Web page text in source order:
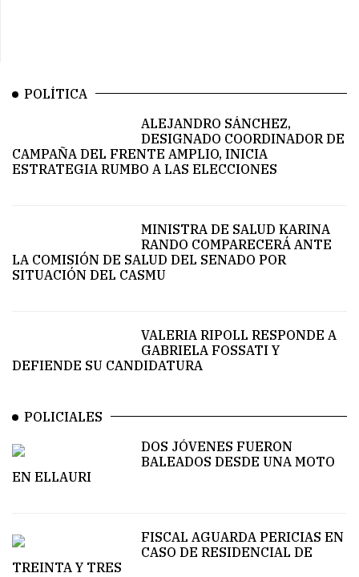
POLÍTICA
ALEJANDRO SÁNCHEZ,
DESIGNADO COORDINADOR DE
CAMPAÑA DEL FRENTE AMPLIO, INICIA
ESTRATEGIA RUMBO A LAS ELECCIONES
MINISTRA DE SALUD KARINA
RANDO COMPARECERÁ ANTE
LA COMISIÓN DE SALUD DEL SENADO POR
SITUACIÓN DEL CASMU
VALERIA RIPOLL RESPONDE A
GABRIELA FOSSATI Y
DEFIENDE SU CANDIDATURA
POLICIALES
DOS JÓVENES FUERON
BALEADOS DESDE UNA MOTO
EN ELLAURI
FISCAL AGUARDA PERICIAS EN
CASO DE RESIDENCIAL DE
TREINTA Y TRES